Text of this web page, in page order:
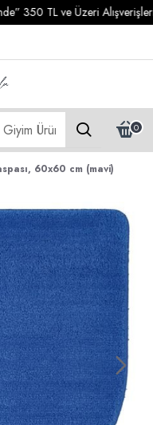
TL ve Üzeri
0
60x60 cm (mavi)